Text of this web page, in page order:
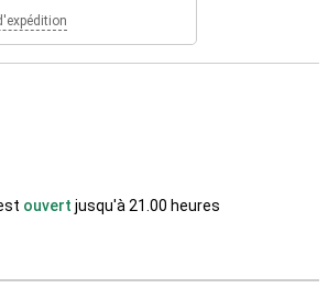
ouvert jusqu'à 21.00 heures